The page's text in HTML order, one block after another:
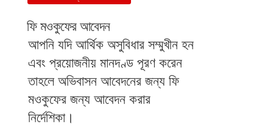
ফি মওকুফের আবেদন
আপনি যদি আর্থিক অসুবিধার সম্মুখীন হন
এবং প্রয়োজনীয় মানদণ্ড পূরণ করেন
তাহলে অভিবাসন আবেদনের জন্য ফি
মওকুফের জন্য আবেদন করার
নির্দেশিকা।